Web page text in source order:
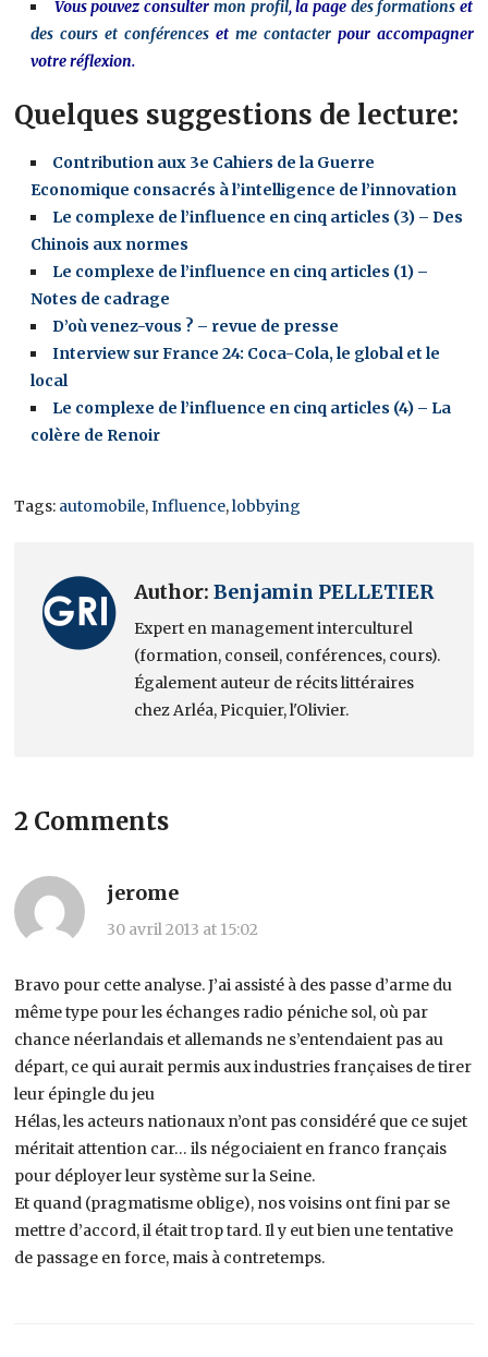
Vous pouvez consulter mon profil, la page des formations et
des cours et conférences et me contacter pour accompagner
votre réflexion.
Quelques suggestions de lecture:
Contribution aux 3e Cahiers de la Guerre
Economique consacrés à l’intelligence de l’innovation
Le complexe de l’influence en cinq articles (3) – Des
Chinois aux normes
Le complexe de l’influence en cinq articles (1) –
Notes de cadrage
D’où venez-vous ? – revue de presse
Interview sur France 24: Coca-Cola, le global et le
local
Le complexe de l’influence en cinq articles (4) – La
colère de Renoir
Tags: automobile,Influence,lobbying
Author:Benjamin PELLETIER
Expert en management interculturel
(formation, conseil, conférences, cours).
Également auteur de récits littéraires
chez Arléa, Picquier, l'Olivier.
2 Comments
jerome
30 avril 2013 at 15:02
Bravo pour cette analyse. J’ai assisté à des passe d’arme du
même type pour les échanges radio péniche sol, où par
chance néerlandais et allemands ne s’entendaient pas au
départ, ce qui aurait permis aux industries françaises de tirer
leur épingle du jeu
Hélas, les acteurs nationaux n’ont pas considéré que ce sujet
méritait attention car… ils négociaient en franco français
pour déployer leur système sur la Seine.
Et quand (pragmatisme oblige), nos voisins ont fini par se
mettre d’accord, il était trop tard. Il y eut bien une tentative
de passage en force, mais à contretemps.